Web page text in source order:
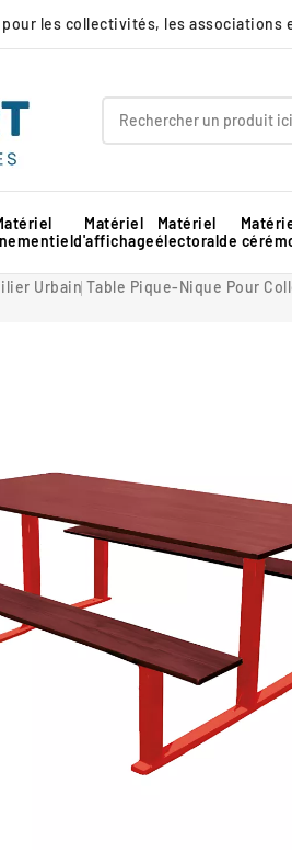
les collectivités, les associations
Matériel
d'affichage
Matériel
électoralde
Urbain Table Pique-Nique Pour